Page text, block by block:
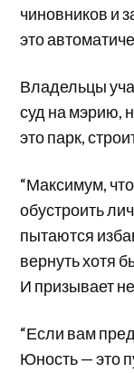
чиновников и
это
Владельцы
суд на мэрию,
это парк,
“Максимум,
обустроить
пытаются
вернуть хотя
И призывает
“Если вам
Юность — это